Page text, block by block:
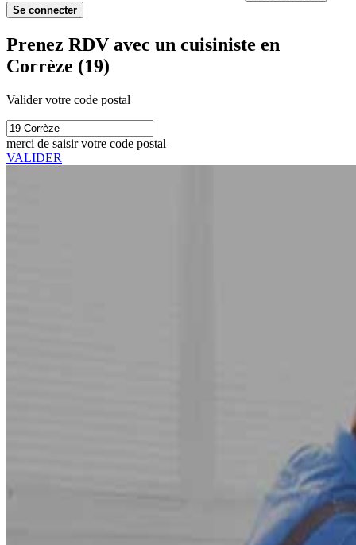
Se connecter
Prenez RDV avec un cuisiniste en
Corrèze (19)
Valider votre code postal
merci de saisir votre code postal
VALIDER